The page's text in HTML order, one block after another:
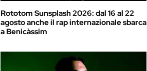
Rototom Sunsplash 2026: dal 16 al 22
agosto anche il rap internazionale sbarca
a Benicàssim